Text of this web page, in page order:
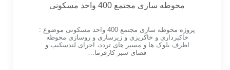
محوطه سازی مجتمع 400 واحد مسکونی
پروژه محوطه سازی مجتمع 400 واحد مسکونی موضوع :
خاکبرداری و خاکریزی و زیرسازی و روسازی محوطه
اطرف بلوک ها و مسیر های تردد، اجرای لندسکیپ و
فضای سبز کارفرما…